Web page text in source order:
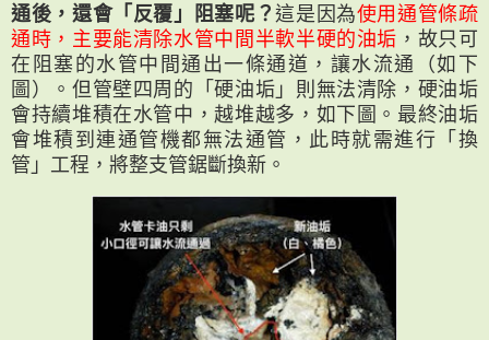
通後，還會「反覆」阻塞呢？這是因為使用通管條疏
通時，主要能清除水管中間半軟半硬的油垢 ，故只可
在阻塞的水管中間通出一條通道，讓水流通（如下
圖）。但管壁四周的「硬油垢」則無法清除，硬油垢
會持續堆積在水管中，越堆越多，如下圖。最終油垢
會堆積到連通管機都無法通管，此時就需進行「換
管」工程，將整支管鋸斷換新。